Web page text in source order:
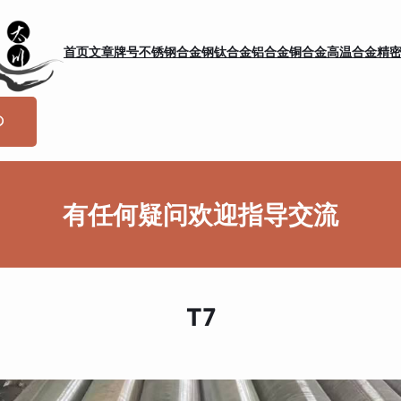
首页文章牌号不锈钢合金钢钛合金铝合金铜合金高温合金精
有任何疑问欢迎指导交流
T7